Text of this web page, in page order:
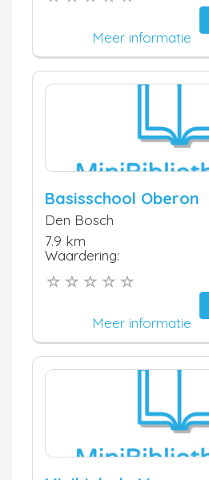
Meer informatie
Basisschool Oberon
Den Bosch
7.9 km
Waardering:
Meer informatie